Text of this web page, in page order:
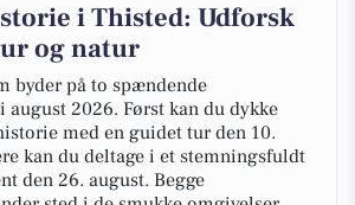
i Thisted: Udforsk
og natur
byder på to spændende
august 2026. Først kan du dykke
med en guidet tur den 10.
kan du deltage i et stemningsfuldt
den 26. august. Begge